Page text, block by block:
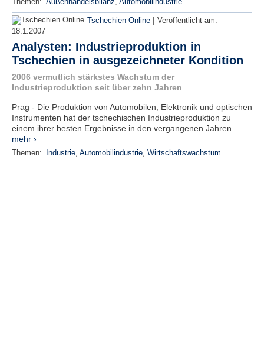
Themen: Außenhandelsbilanz, Automobilindustrie
Tschechien Online | Veröffentlicht am:
18.1.2007
Analysten: Industrieproduktion in
Tschechien in ausgezeichneter Kondition
2006 vermutlich stärkstes Wachstum der
Industrieproduktion seit über zehn Jahren
Prag - Die Produktion von Automobilen, Elektronik und optischen
Instrumenten hat der tschechischen Industrieproduktion zu
einem ihrer besten Ergebnisse in den vergangenen Jahren...
mehr ›
Themen: Industrie, Automobilindustrie, Wirtschaftswachstum